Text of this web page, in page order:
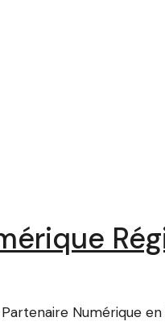
Numérique en